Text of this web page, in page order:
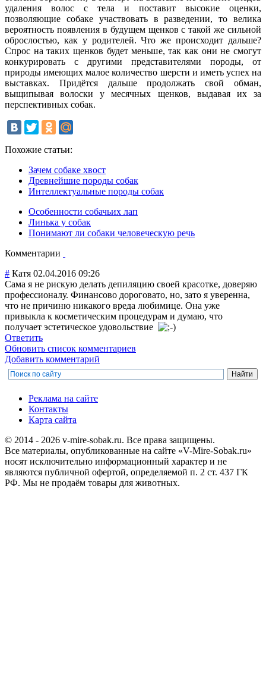
удаления волос с тела и поставит высокие оценки,
позволяющие собаке участвовать в разведении, то велика
вероятность появления в будущем щенков с такой же сильной
оброслостью, как у родителей. Что же происходит дальше?
Спрос на таких щенков будет меньше, так как они не смогут
конкурировать с другими представителями породы, от
природы имеющих малое количество шерсти и иметь успех на
выставках. Придётся дальше продолжать свой обман,
выщипывая волоски у месячных щенков, выдавая их за
перспективных собак.
Похожие статьи:
Зачем собаке хвост
Древнейшие породы собак
Интеллектуальные породы собак
Особенности собачьих лап
Линька у собак
Понимают ли собаки человеческую речь
Комментарии
# Катя 02.04.2016 09:26
Сама я не рискую делать депиляцию своей красотке, доверяю
профессионалу. Финансово дороговато, но, зато я уверенна,
что не причиню никакого вреда любимице. Она уже
привыкла к косметическим процедурам и думаю, что
получает эстетическое удовольствие
Ответить
Обновить список комментариев
Добавить комментарий
Реклама на сайте
Контакты
Карта сайта
© 2014 - 2026 v-mire-sobak.ru. Все права защищены.
Все материалы, опубликованные на сайте «V-Mire-Sobak.ru»
носят исключительно информационный характер и не
являются публичной офертой, определяемой п. 2 ст. 437 ГК
РФ. Мы не продаём товары для животных.